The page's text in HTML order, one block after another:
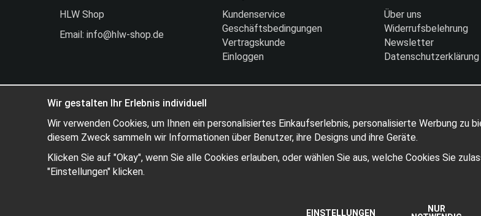
HLW Shop
Email: info@hlw-shop.de
Kundenservice
Geschäftsbedingungen
Vertragskunde
Einloggen
Über uns
Widerrufsbelehrung
Newsletter
Datenschutzerklärung
Wir gestalten Ihr Erlebnis individuell
Wir verwenden Cookies, um Ihnen ein personalisiertes Einkaufserlebnis, personalisierte Werbung zu
diesem Zweck sammeln wir Informationen über Benutzer, ihre Designs und ihre Geräte.
Klicken Sie auf "Okay", wenn Sie alle Cookies erlauben, oder wählen Sie aus, welche Cookies Sie
"Einstellungen" klicken.
EINSTELLUNGEN
NUR